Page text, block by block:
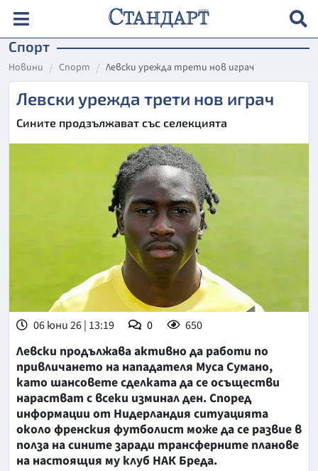
Спорт
Новини Спорт Левски урежда трети нов играч
Левски урежда трети нов играч
Сините продзължават със селекцията
06 юни 26 | 13:19 0 650
Левски продължава активно да работи по
привличането на нападателя Муса Сумано,
като шансовете сделката да се осъществи
нарастват с всеки изминал ден. Според
информации от Нидерландия ситуацията
около френския футболист може да се развие в
полза на сините заради трансферните планове
на настоящия му клуб НАК Бреда.